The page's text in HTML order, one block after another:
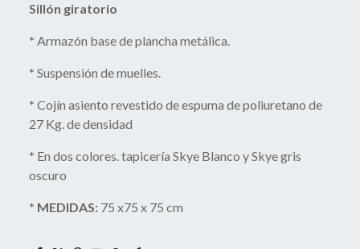
Sillón giratorio
* Armazón base de plancha metálica.
* Suspensión de muelles.
* Cojín asiento revestido de espuma de poliuretano de
27 Kg. de densidad
* En dos colores. tapicería Skye Blanco y Skye gris
oscuro
* MEDIDAS: 75 x75 x 75 cm